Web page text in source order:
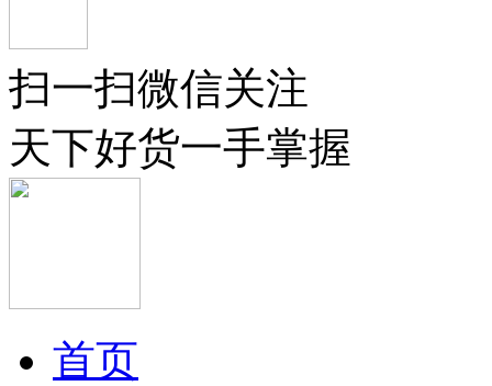
扫一扫微信关注
天下好货一手掌握
首页